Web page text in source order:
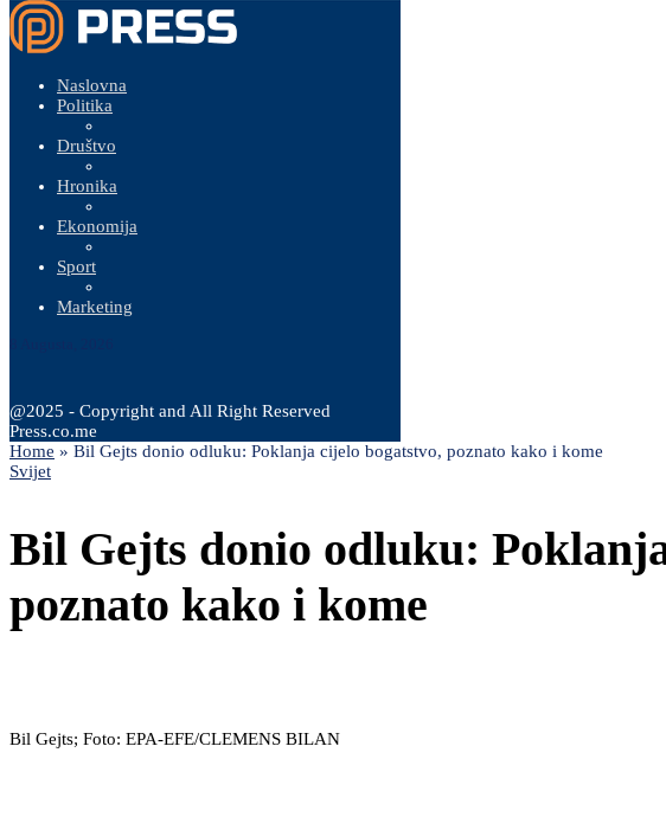
Naslovna
Politika
Društvo
Hronika
Ekonomija
Sport
Marketing
@2025 - Copyright and All Right Reserved
Press.co.me
Home » Bil Gejts donio odluku: Poklanja cijelo bogatstvo, poznato kako i kome
Svijet
Bil Gejts donio odluku:
poznato kako i kome
Bil Gejts; Foto: EPA-EFE/CLEMENS BILAN